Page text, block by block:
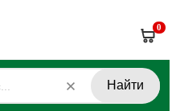
0
Найти